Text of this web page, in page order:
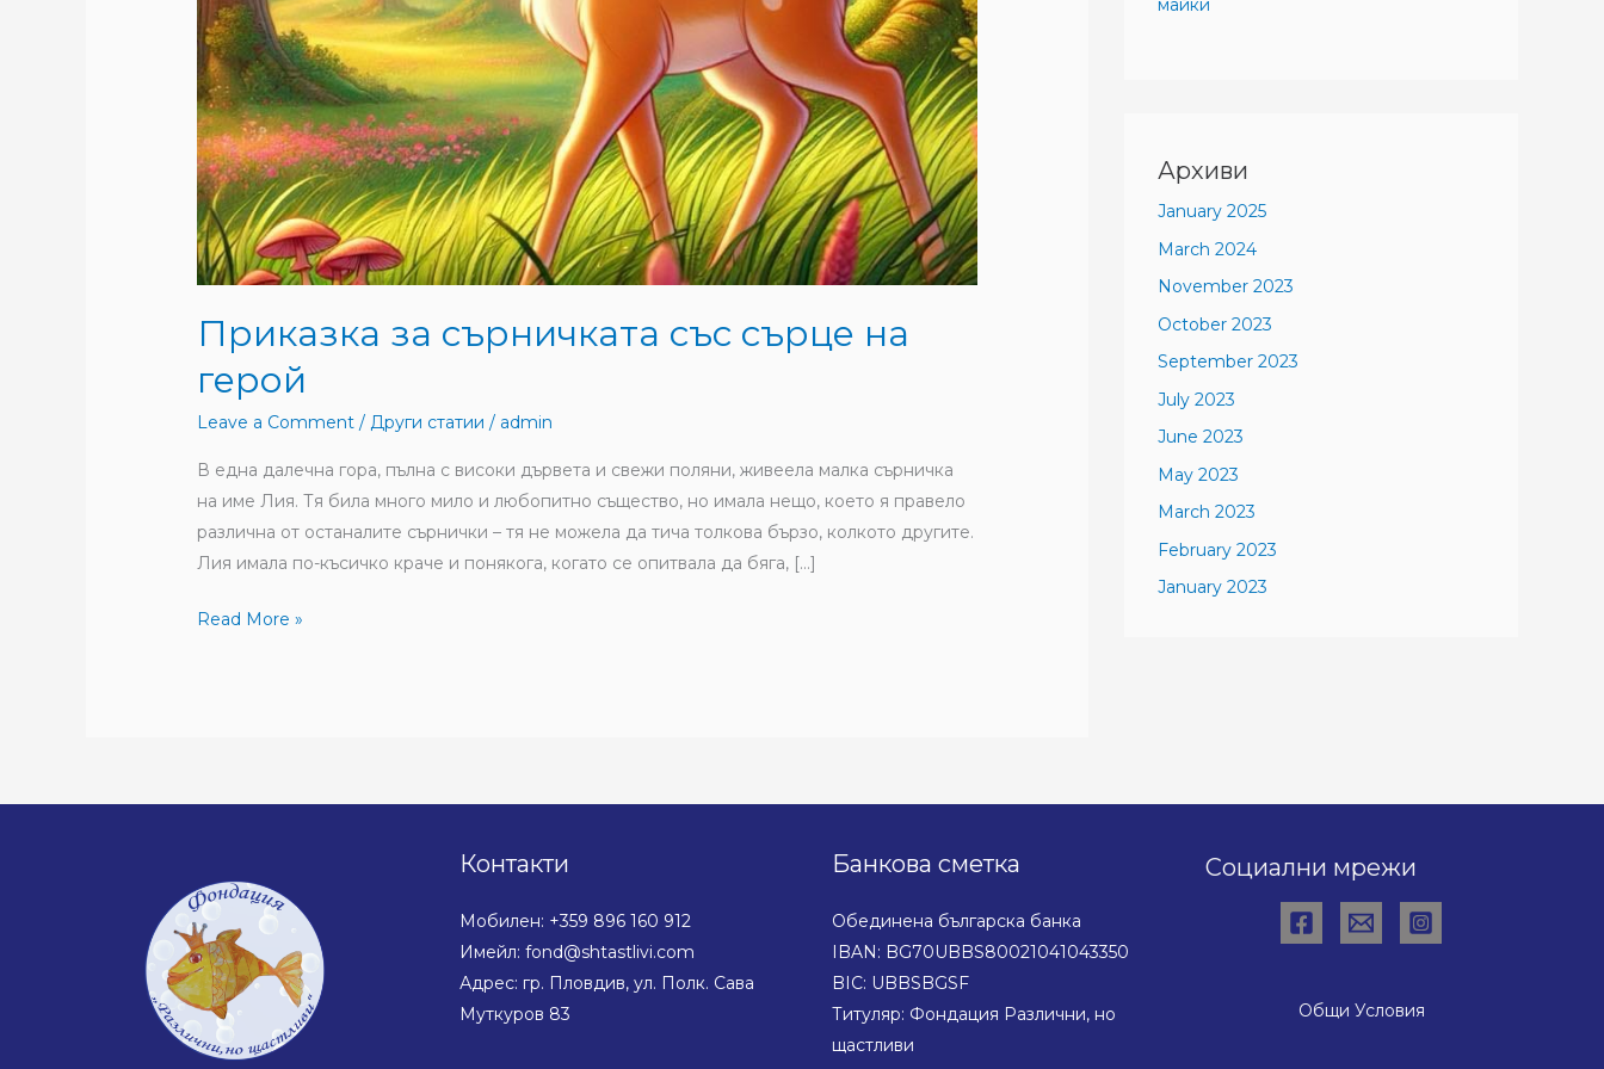
Приказка за сърничката със сърце на
герой
Leave a Comment / Други статии / admin
В една далечна гора, пълна с високи дървета и свежи поляни, живеела малка сърничка
на име Лия. Тя била много мило и любопитно същество, но имала нещо, което я правело
различна от останалите сърнички – тя не можела да тича толкова бързо, колкото другите.
Лия имала по-късичко краче и понякога, когато се опитвала да бяга, […]
Read More »
майки
Архиви
January 2025
March 2024
November 2023
October 2023
September 2023
July 2023
June 2023
May 2023
March 2023
February 2023
January 2023
Контакти
Мобилен: +359 896 160 912
Имейл: fond@shtastlivi.com
Адрес: гр. Пловдив, ул. Полк. Сава
Муткуров 83
Банкова сметка
Обединена българска банка
IBAN: BG70UBBS80021041043350
BIC: UBBSBGSF
Титуляр: Фондация Различни, но
щастливи
Социални мрежи
Общи Условия